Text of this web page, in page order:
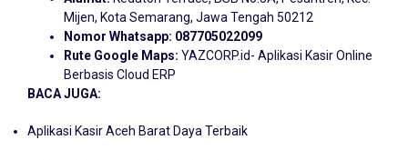
Mijen, Kota Semarang, Jawa Tengah 50212
Nomor Whatsapp: 087705022099
Rute Google Maps: YAZCORP.id- Aplikasi Kasir Online
Berbasis Cloud ERP
BACA JUGA:
Aplikasi Kasir Aceh Barat Daya Terbaik